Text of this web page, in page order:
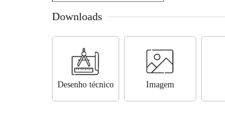
Downloads
Desenho técnico Imagem